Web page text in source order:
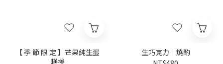
【 季 節 限 定 】芒果純生蛋
糕捲
生巧克力｜燒酌